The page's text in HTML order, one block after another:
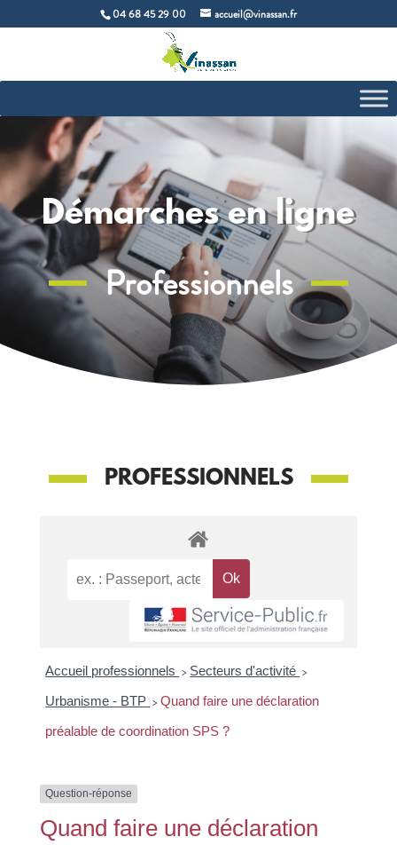
04 68 45 29 00 accueil@vinassan.fr
Démarches en ligne
Professionnels
PROFESSIONNELS
Accueil professionnels > Secteurs d'activité >
Urbanisme - BTP > Quand faire une déclaration
préalable de coordination SPS ?
Question-réponse
Quand faire une déclaration